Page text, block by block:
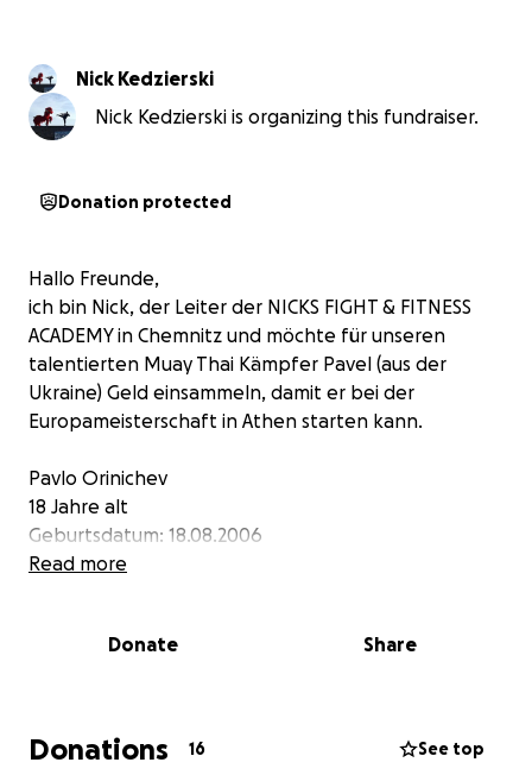
Nick Kedzierski
Nick Kedzierski is organizing this fundraiser.
Donation protected
Hallo Freunde,
ich bin Nick, der Leiter der NICKS FIGHT & FITNESS
ACADEMY in Chemnitz und möchte für unseren
talentierten Muay Thai Kämpfer Pavel (aus der
Ukraine) Geld einsammeln, damit er bei der
Europameisterschaft in Athen starten kann.
Pavlo Orinichev
18 Jahre alt
Geburtsdatum: 18.08.2006
6 Kämpfe,davon 1 verloren
Wir brauchen eigentlich ca. 2000€,
für den Kämpfer und seinen Trainer dazu.
Die Europmeisterschaft wird vom 17. bis 24.
Read more
Donate Share
Donations 16 See top